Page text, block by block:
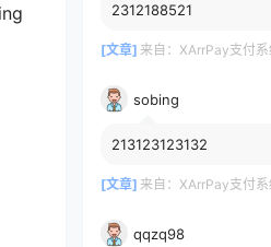
2312188521
[文章] 来自： XArrPay支付
sobing
213123123132
[文章] 来自： XArrPay支付
qqzq98